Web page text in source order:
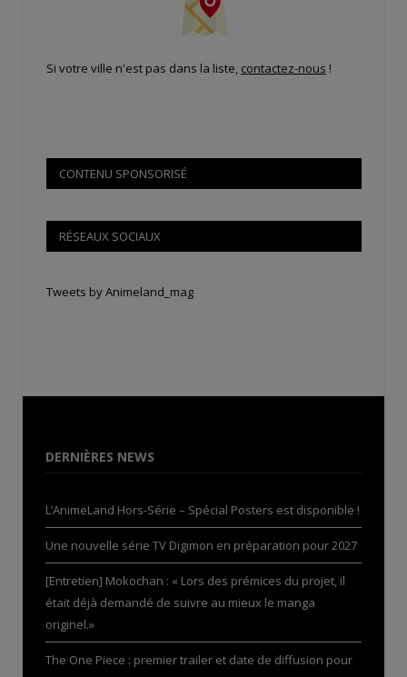
Si votre ville n'est pas dans la liste, contactez-nous !
CONTENU SPONSORISÉ
RÉSEAUX SOCIAUX
Tweets by Animeland_mag
DERNIÈRES NEWS
L’AnimeLand Hors-Série – Spécial Posters est disponible !
Une nouvelle série TV Digimon en préparation pour 2027
[Entretien] Mokochan : « Lors des prémices du projet, il
était déjà demandé de suivre au mieux le manga
originel.»
The One Piece : premier trailer et date de diffusion pour